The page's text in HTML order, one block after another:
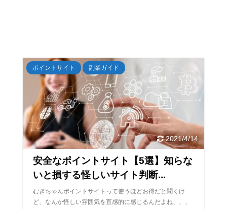
2021/4/14
ポイントサイト 副業ガイド
安全なポイントサイト【5選】知らな
いと損する怪しいサイト判断...
むぎちゃんポイントサイトって使うほどお得だと聞くけ
ど、なんか怪しい雰囲気を直感的に感じるんだよね、、、